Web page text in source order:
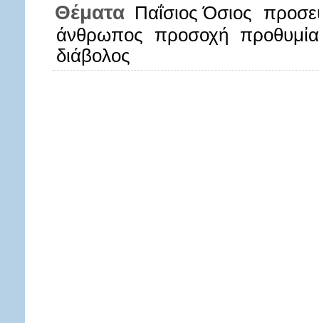
Θέματα Παΐσιος Όσιος
άνθρωπος προσοχή προθυμἰα
διάβολος